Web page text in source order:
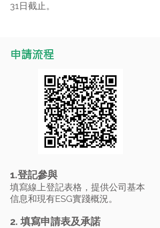
31⽇截⽌。
申請流程
1.登記參與
填寫線上登記表格，提供公司基本
信息和現有ESG實踐概況。
2. 填寫申請表及承諾